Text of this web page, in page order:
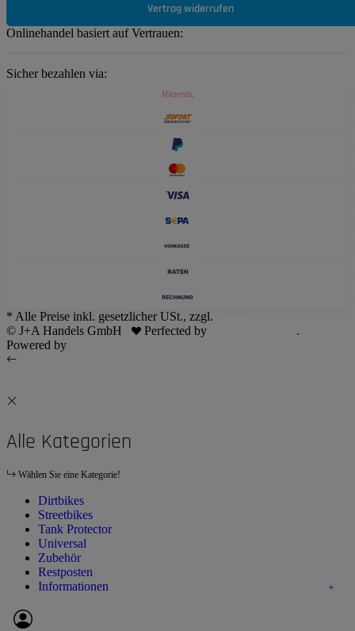
Vertrag widerrufen
Onlinehandel basiert auf Vertrauen:
Sicher bezahlen via:
* Alle Preise inkl. gesetzlicher USt., zzgl.
© J+A Handels GmbH
Perfected by
.
Powered by
Alle Kategorien
Wählen Sie eine Kategorie!
Dirtbikes
Streetbikes
Tank Protector
Universal
Zubehör
Restposten
Informationen